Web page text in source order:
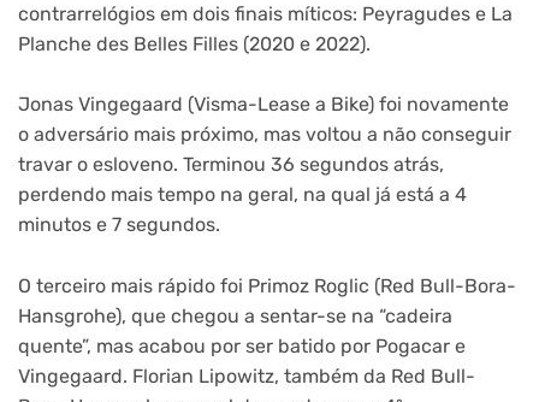
contrarrelógios em dois finais míticos: Peyragudes e La
Planche des Belles Filles (2020 e 2022).
Jonas Vingegaard (Visma-Lease a Bike) foi novamente
o adversário mais próximo, mas voltou a não conseguir
travar o esloveno. Terminou 36 segundos atrás,
perdendo mais tempo na geral, na qual já está a 4
minutos e 7 segundos.
O terceiro mais rápido foi Primoz Roglic (Red Bull-Bora-
Hansgrohe), que chegou a sentar-se na “cadeira
quente”, mas acabou por ser batido por Pogacar e
Vingegaard. Florian Lipowitz, também da Red Bull-